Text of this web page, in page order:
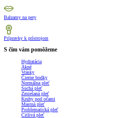
Balzamy na pery
Prípravky k prístrojom
S čím vám pomôžeme
Hydratácia
Akné
Vrásky
Čierne bodky
Normálna pleť
Suchá pleť
Zmiešaná pleť
Kruhy pod očami
Mastná pleť
Problematická pleť
Citlivá pleť